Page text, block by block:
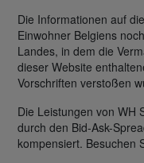
Die Informationen auf
Einwohner Belgiens
Landes, in dem die
dieser Website
Vorschriften verstoßen
Die Leistungen von WH
durch den Bid-Ask-
kompensiert. Besuchen